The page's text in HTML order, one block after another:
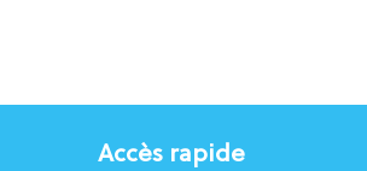
Accès rapide